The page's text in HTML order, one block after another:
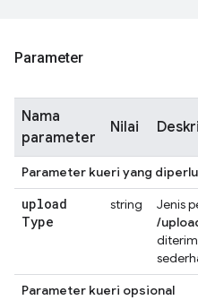
Parameter
Nama
parameter
Nilai
Parameter kueri yang
upload
Type
string
Jenis
/
Parameter kueri opsional